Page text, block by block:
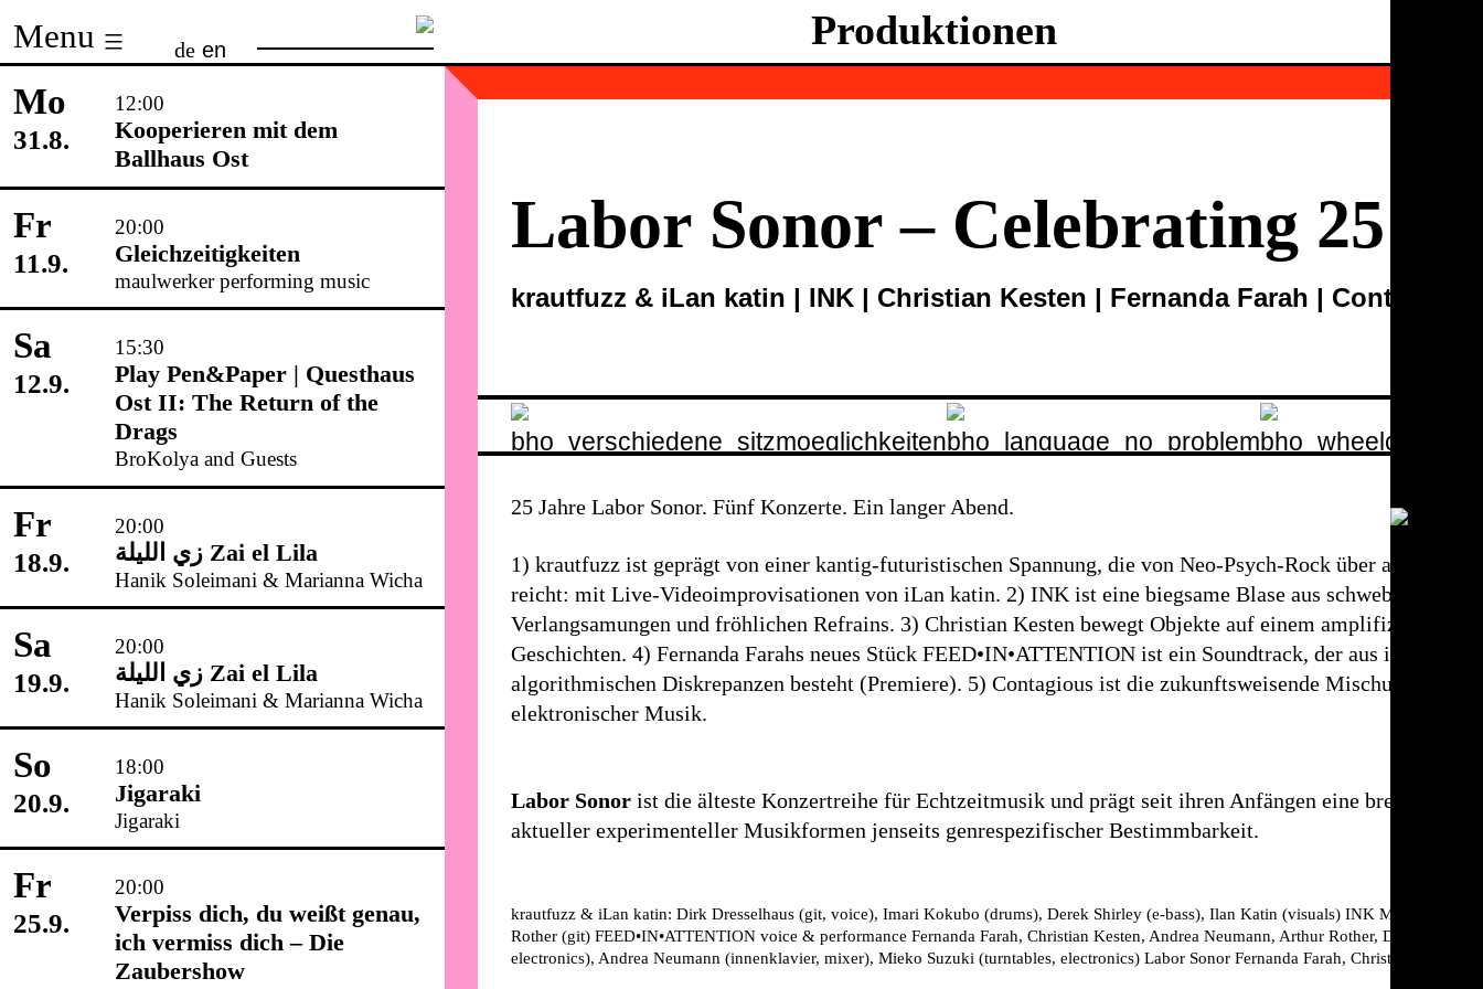
to
content
Menu de en
Mo
31.8.
12:00
Kooperieren mit dem
Ballhaus Ost
Fr
11.9.
20:00
Gleichzeitigkeiten
maulwerker performing music
Sa
12.9.
15:30
Play Pen&Paper | Questhaus
Ost II: The Return of the
Drags
BroKolya and Guests
Fr
18.9.
20:00
زي‌ اللیلة Zai el Lila
Hanik Soleimani & Marianna Wicha
Sa
19.9.
20:00
زي‌ اللیلة Zai el Lila
Hanik Soleimani & Marianna Wicha
So
20.9.
18:00
Jigaraki
Jigaraki
Fr
25.9.
20:00
Verpiss dich, du weißt genau,
ich vermiss dich – Die
Zaubershow
Produktionen
Labor Sonor – Celebrating 25
krautfuzz & iLan katin | INK | Christian Kesten | Fernanda Farah | Contagious
25 Jahre Labor Sonor. Fünf Konzerte. Ein langer Abend.
1) krautfuzz ist geprägt von einer kantig-futuristischen Spannung, die von Neo-Psych-Rock über
reicht: mit Live-Videoimprovisationen von iLan katin. 2) INK ist eine biegsame Blase aus schwebender
Verlangsamungen und fröhlichen Refrains. 3) Christian Kesten bewegt Objekte auf einem amplifizierten
Geschichten. 4) Fernanda Farahs neues Stück FEED•IN•ATTENTION ist ein Soundtrack, der aus ihrem
algorithmischen Diskrepanzen besteht (Premiere). 5) Contagious ist die zukunftsweisende Mischung aus
elektronischer Musik.
Labor Sonor ist die älteste Konzertreihe für Echtzeitmusik und prägt seit ihren Anfängen eine breite
aktueller experimenteller Musikformen jenseits genrespezifischer Bestimmbarkeit.
krautfuzz & iLan katin: Dirk Dresselhaus (git, voice), Imari Kokubo (drums), Derek Shirley (e-bass), Ilan Katin (visuals)INK Marcello
Rother (git)FEED•IN•ATTENTION voice & performance Fernanda Farah, Christian Kesten, Andrea Neumann, Arthur Rother, Derek Shirley
electronics), Andrea Neumann (innenklavier, mixer), Mieko Suzuki (turntables, electronics)Labor Sonor Fernanda Farah, Christian Kesten,